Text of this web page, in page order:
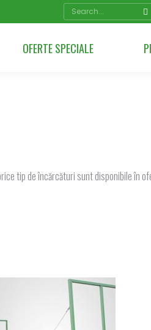
Search:
OFERTE SPECIALE
tip de încărcături sunt disponibile în